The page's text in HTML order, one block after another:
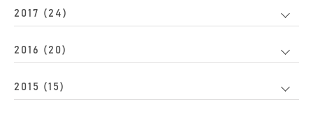
2017 (24)
2016 (20)
2015 (15)